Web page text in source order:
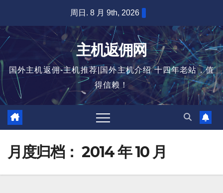
内
容
周日. 8 月 9th, 2026
主机返佣网
国外主机返佣-主机推荐|国外主机介绍 十四年老站，值
得信赖！
月度归档： 2014 年 10 月